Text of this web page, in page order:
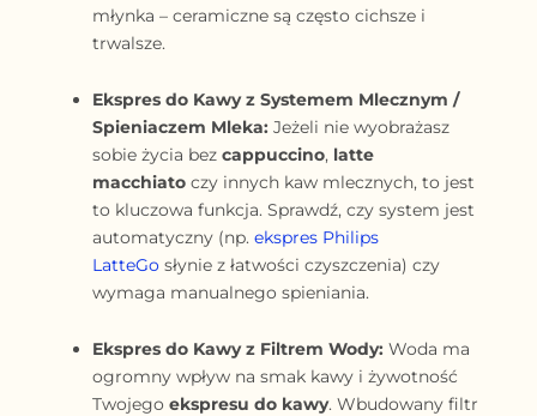
młynka – ceramiczne są często cichsze i
trwalsze.
Ekspres do Kawy z Systemem Mlecznym /
Spieniaczem Mleka: Jeżeli nie wyobrażasz
sobie życia bez cappuccino, latte
macchiato czy innych kaw mlecznych, to jest
to kluczowa funkcja. Sprawdź, czy system jest
automatyczny (np. ekspres Philips
LatteGo słynie z łatwości czyszczenia) czy
wymaga manualnego spieniania.
Ekspres do Kawy z Filtrem Wody: Woda ma
ogromny wpływ na smak kawy i żywotność
Twojego ekspresu do kawy. Wbudowany filtr